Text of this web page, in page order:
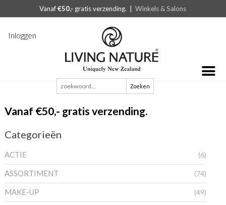
Vanaf€50,- gratis verzending. |Winkels & Salons
Inloggen
Zoeken
naar:
Vanaf €50,- gratis verzending.
Categorieën
ACTIE (6)
ASSORTIMENT (74)
MAKE-UP (49)